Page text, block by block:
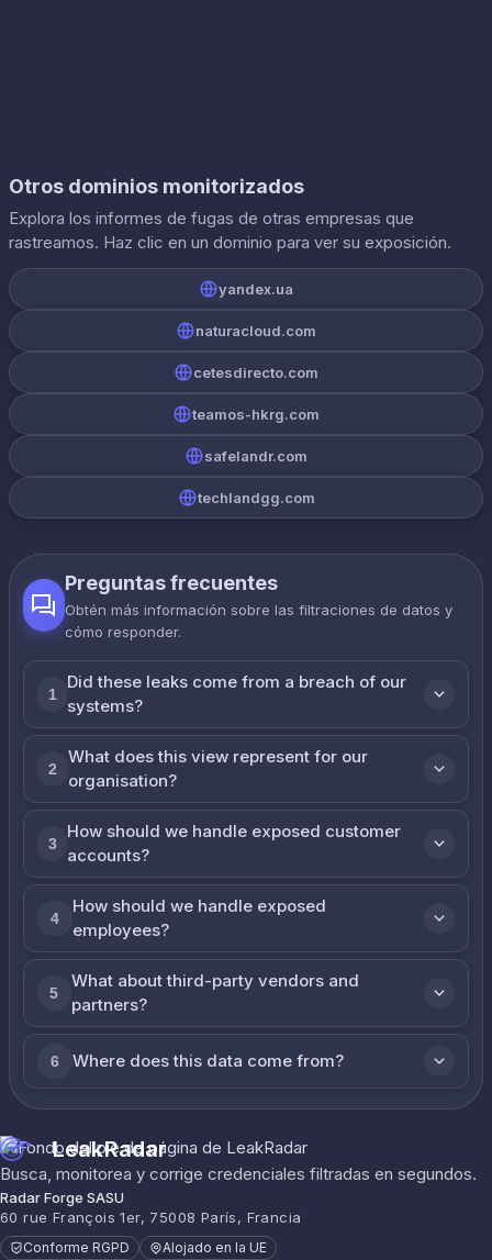
Otros dominios monitorizados
Explora los informes de fugas de otras empresas que
rastreamos. Haz clic en un dominio para ver su exposición.
yandex.ua
naturacloud.com
cetesdirecto.com
teamos-hkrg.com
safelandr.com
techlandgg.com
Preguntas frecuentes
Obtén más información sobre las filtraciones de datos y
cómo responder.
1
Did these leaks come from a breach of our
systems?
2
What does this view represent for our
organisation?
3
How should we handle exposed customer
accounts?
4
How should we handle exposed
employees?
5
What about third-party vendors and
partners?
6 Where does this data come from?
LeakRadar
Busca, monitorea y corrige credenciales filtradas en segundos.
Radar Forge SASU
60 rue François 1er, 75008 París, Francia
Conforme RGPD Alojado en la UE